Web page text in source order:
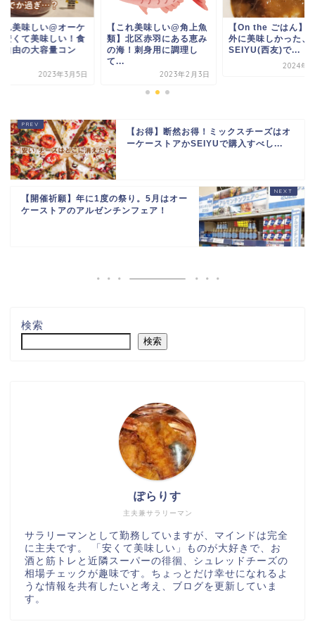
れ美味しい@オーケ
安くて美味しい！食
自由の大容量コン
2023年3月5日
【これ美味しい@角上魚
類】北区赤羽にある恵み
の海！刺身用に調理し
て...
2023年2月3日
【On the ごはん】
外に美味しかった、
SEIYU(西友)で...
2024年1
【お得】断然お得！ミックスチーズはオ
ーケーストアかSEIYUで購入すべし...
【開催祈願】年に1度の祭り。5月はオー
ケーストアのアルゼンチンフェア！
検索
検索
主夫兼サラリーマン
ぽらりす
サラリーマンとして勤務していますが、マインドは完全
に主夫です。 「安くて美味しい」ものが大好きで、お
酒と筋トレと近隣スーパーの徘徊、シュレッドチーズの
相場チェックが趣味です。ちょっとだけ幸せになれるよ
うな情報を共有したいと考え、ブログを更新していま
す。